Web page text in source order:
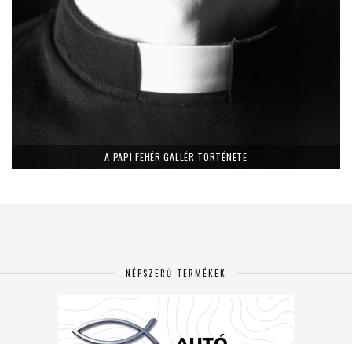
A PAPI FEHÉR GALLÉR TÖRTÉNETE
NÉPSZERŰ TERMÉKEK